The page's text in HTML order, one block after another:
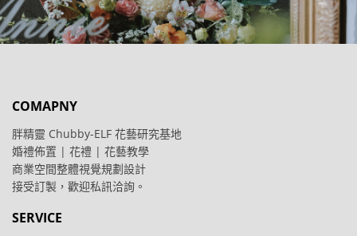
COMAPNY
胖精靈 Chubby-ELF 花藝研究基地
婚禮佈置 | 花禮 | 花藝教學
商業空間整體視覺規劃設計
接受訂製，歡迎私訊洽詢。
SERVICE